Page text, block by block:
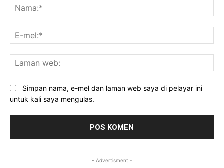
Simpan nama, e-mel dan laman web saya di pelayar ini
untuk kali saya mengulas.
- Advertisment -